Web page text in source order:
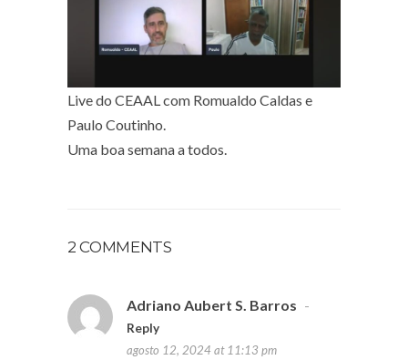
Live do CEAAL com Romualdo Caldas e
Paulo Coutinho.
Uma boa semana a todos.
2 COMMENTS
Adriano Aubert S. Barros -
Reply
agosto 12, 2024 at 11:13 pm